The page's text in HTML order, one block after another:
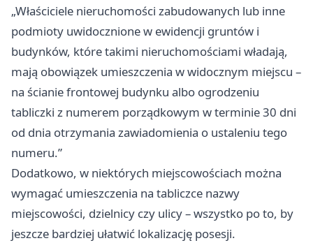
„Właściciele nieruchomości zabudowanych lub inne
podmioty uwidocznione w ewidencji gruntów i
budynków, które takimi nieruchomościami władają,
mają obowiązek umieszczenia w widocznym miejscu –
na ścianie frontowej budynku albo ogrodzeniu
tabliczki z numerem porządkowym w terminie 30 dni
od dnia otrzymania zawiadomienia o ustaleniu tego
numeru.”
Dodatkowo, w niektórych miejscowościach można
wymagać umieszczenia na tabliczce nazwy
miejscowości, dzielnicy czy ulicy – wszystko po to, by
jeszcze bardziej ułatwić lokalizację posesji.